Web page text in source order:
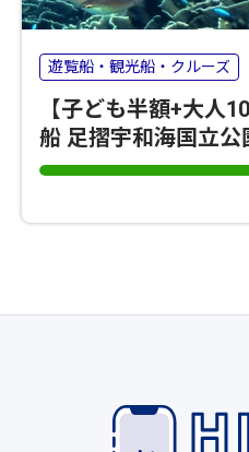
遊覧船・観光船・クルーズ
【子ども半額+大人
船 足摺宇和海国立公